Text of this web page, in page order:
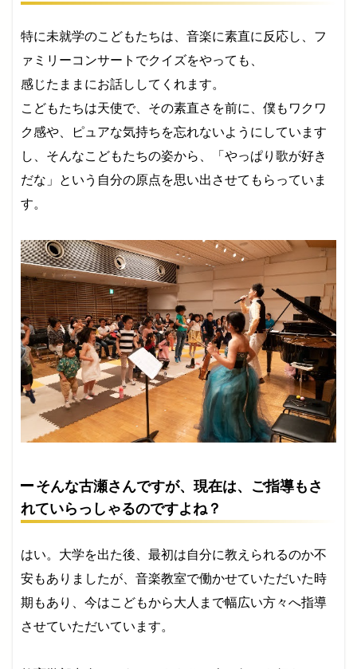
特に未就学のこどもたちは、音楽に素直に反応し、フ
ァミリーコンサートでクイズをやっても、
感じたままにお話ししてくれます。
こどもたちは天使で、その素直さを前に、僕もワクワ
ク感や、ピュアな気持ちを忘れないようにしています
し、そんなこどもたちの姿から、「やっぱり歌が好き
だな」という自分の原点を思い出させてもらっていま
す。
そんな古瀬さんですが、現在は、ご指導もさ
れていらっしゃるのですよね？
はい。大学を出た後、最初は自分に教えられるのか不
安もありましたが、音楽教室で働かせていただいた時
期もあり、今はこどもから大人まで幅広い方々へ指導
させていただいています。